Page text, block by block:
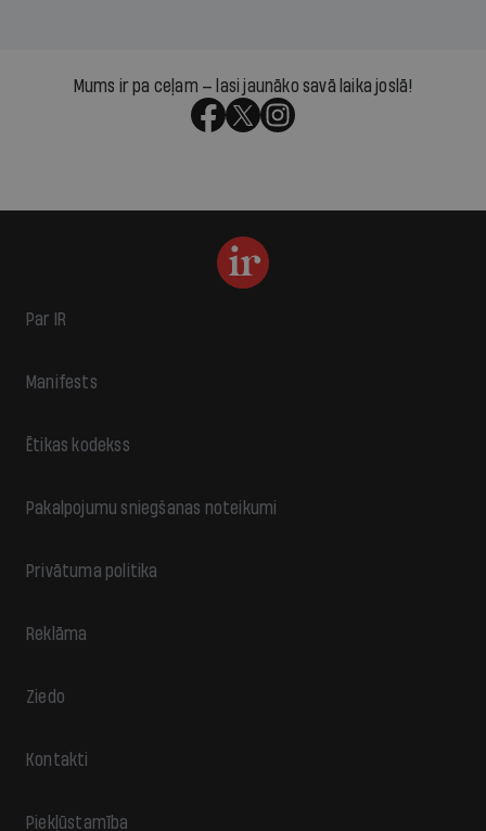
Mums ir pa ceļam — lasi jaunāko savā laika joslā!
Par IR
Manifests
Ētikas kodekss
Pakalpojumu sniegšanas noteikumi
Privātuma politika
Reklāma
Ziedo
Kontakti
Piekļūstamība